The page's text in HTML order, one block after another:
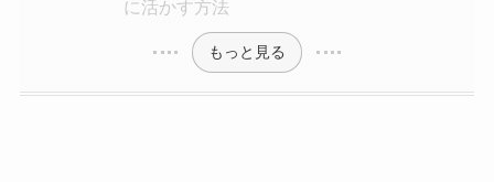
に活かす方法
もっと見る